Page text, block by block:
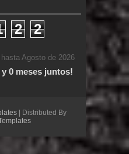
2 2
Agosto de 2026
y 0 meses juntos!
| Distributed By